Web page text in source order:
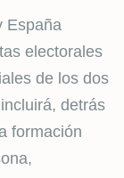
España
electorales
de los dos
detrás
formación